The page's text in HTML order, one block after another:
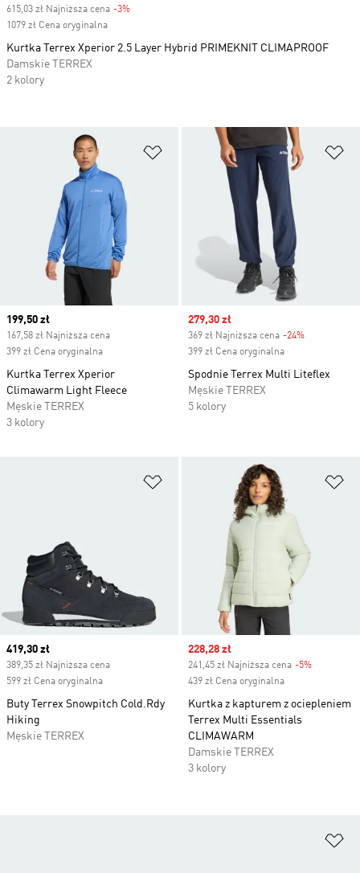
Dodaj do listy życzeń
Current price
199,50 zł
167,58 zł Najniższa cena
399 zł Cena oryginalna
Kurtka Terrex Xperior
Climawarm Light Fleece
Męskie TERREX
3 kolory
Sale price
279,30 zł
369 zł Najniższa cena -24%
399 zł Cena oryginalna
Spodnie Terrex Multi Liteflex
Męskie TERREX
5 kolory
Dodaj do listy życzeń
Current price
419,30 zł
389,35 zł Najniższa cena
599 zł Cena oryginalna
Buty Terrex Snowpitch Cold.Rdy
Hiking
Męskie TERREX
Sale price
228,28 zł
241,45 zł Najniższa cena -5%
439 zł Cena oryginalna
Kurtka z kapturem z ociepleniem
Terrex Multi Essentials
CLIMAWARM
Damskie TERREX
3 kolory
615,03 zł Najniższa cena -3%
1079 zł Cena oryginalna
Kurtka Terrex Xperior 2.5 Layer Hybrid PRIMEKNIT CLIMAPROOF
Damskie TERREX
2 kolory